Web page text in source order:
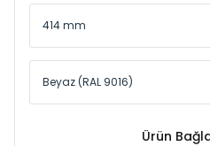
Ürün